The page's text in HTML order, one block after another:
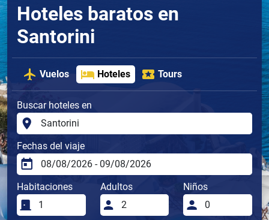
Hoteles baratos en
Santorini
Vuelos Hoteles Tours
Buscar hoteles en
Fechas del viaje
Habitaciones Adultos Niños